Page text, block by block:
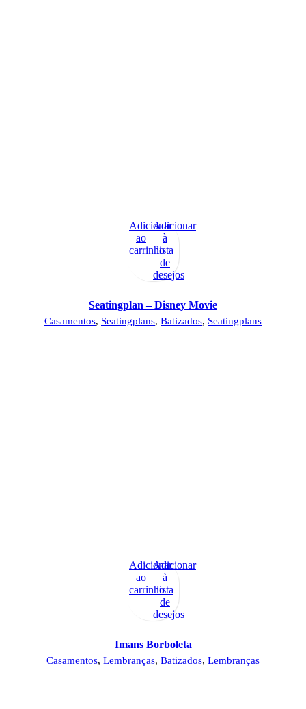
Adicionar
ao
carrinho
Adicionar
à
lista
de
desejos
Seatingplan – Disney Movie
Casamentos, Seatingplans, Batizados, Seatingplans
Adicionar
ao
carrinho
Adicionar
à
lista
de
desejos
Imans Borboleta
Casamentos, Lembranças, Batizados, Lembranças